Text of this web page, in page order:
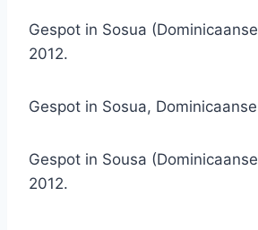
Gespot in Sosua
2012.
Gespot in Sosua,
Gespot in Sousa
2012.